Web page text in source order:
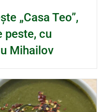
„Casa Teo”,
peste, cu
Mihailov